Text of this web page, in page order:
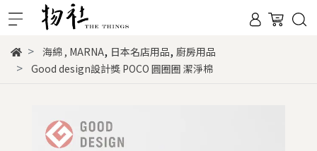
海綿, MARNA, 日本名店用品, 廚房用品
Good design設計獎 POCO 圓圈圈 潔淨棉